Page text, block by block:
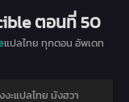
ตอนที่ 50
แปลไทย ทุกตอน อัพเดท
ะแปลไทย มังฮวา